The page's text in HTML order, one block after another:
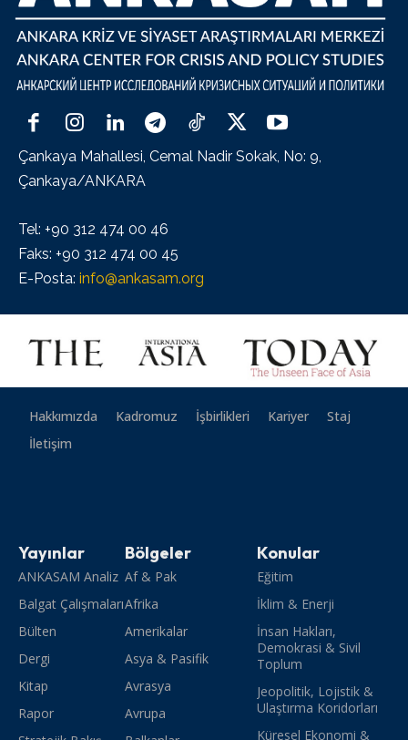
Çankaya Mahallesi, Cemal Nadir Sokak, No: 9,
Çankaya/ANKARA
Tel: +90 312 474 00 46
Faks: +90 312 474 00 45
E-Posta: info@ankasam.org
Hakkımızda Kadromuz İşbirlikleri Kariyer
Staj
İletişim
Yayınlar
ANKASAM Analiz
Balgat Çalışmaları
Bülten
Dergi
Kitap
Rapor
Bölgeler
Af & Pak
Afrika
Amerikalar
Asya & Pasifik
Avrasya
Avrupa
Konular
Eğitim
İklim & Enerji
İnsan Hakları,
Demokrasi & Sivil
Toplum
Jeopolitik, Lojistik &
Ulaştırma Koridorları
Küresel Ekonomi &